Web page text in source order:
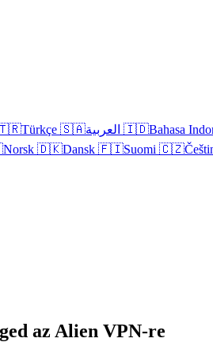
Türkçe 🇸🇦 🇮🇩Bahasa
Norsk 🇩🇰Dansk 🇫🇮Suomi 🇨🇿
az Alien VPN-re